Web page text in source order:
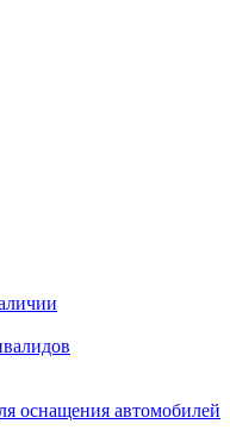
оснащения автомобилей